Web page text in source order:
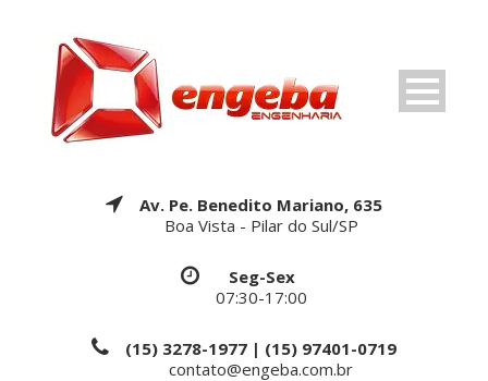
Av. Pe. Benedito Mariano, 635
Boa Vista - Pilar do Sul/SP
Seg-Sex
07:30-17:00
(15) 3278-1977 | (15) 97401-0719
contato@engeba.com.br